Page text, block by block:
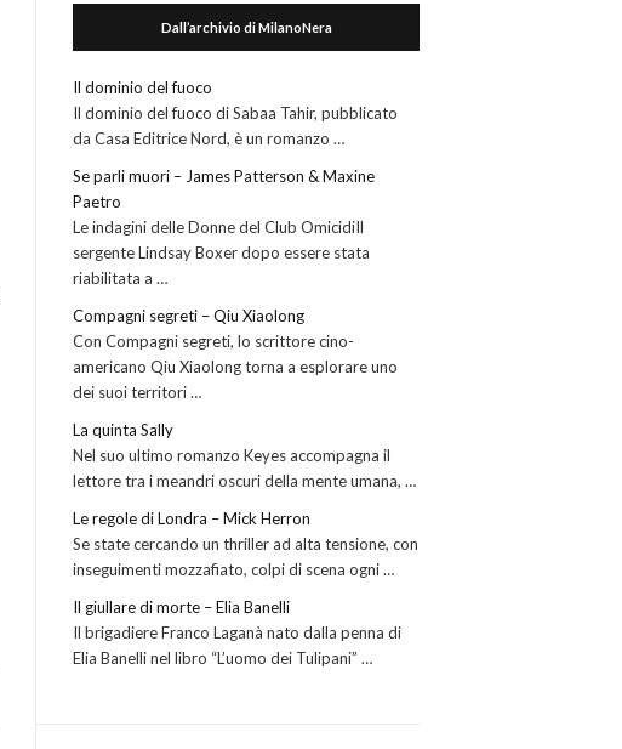
Dall’archivio di MilanoNera
Il dominio del fuoco
Il dominio del fuoco di Sabaa Tahir, pubblicato
da Casa Editrice Nord, è un romanzo …
Se parli muori – James Patterson & Maxine
Paetro
Le indagini delle Donne del Club OmicidiIl
sergente Lindsay Boxer dopo essere stata
riabilitata a …
Compagni segreti – Qiu Xiaolong
Con Compagni segreti, lo scrittore cino-
americano Qiu Xiaolong torna a esplorare uno
dei suoi territori …
La quinta Sally
Nel suo ultimo romanzo Keyes accompagna il
lettore tra i meandri oscuri della mente umana, …
Le regole di Londra – Mick Herron
Se state cercando un thriller ad alta tensione, con
inseguimenti mozzafiato, colpi di scena ogni …
Il giullare di morte – Elia Banelli
Il brigadiere Franco Laganà nato dalla penna di
Elia Banelli nel libro “L’uomo dei Tulipani” …